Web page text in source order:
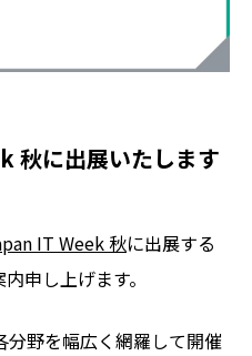
秋に出展いたします
IT Week 秋に出展する
申し上げます。
野を幅広く網羅して開催